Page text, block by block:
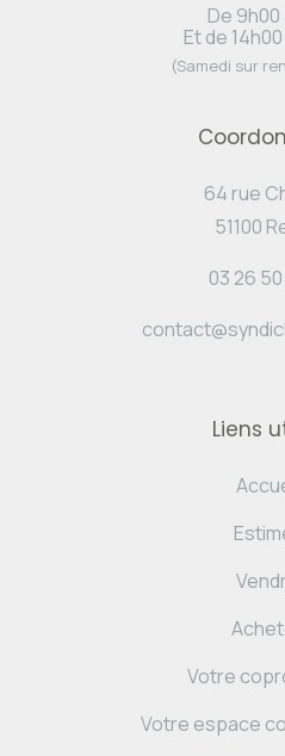
De 9h00
Et de
(Samedi sur
64 rue
51100
03 26 50
Liens
Votre
Votre espace